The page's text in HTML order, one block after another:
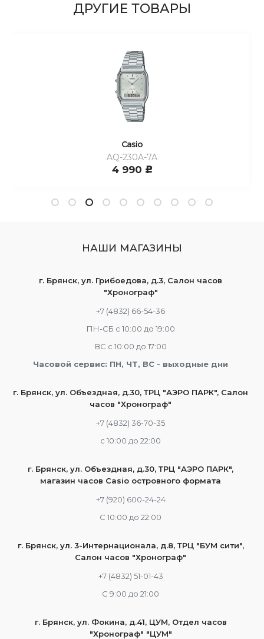
ДРУГИЕ ТОВАРЫ
Casio
AQ-230A-7A
4 990 c
НАШИ МАГАЗИНЫ
г. Брянск, ул. Грибоедова, д.3, Салон часов
"Хронограф"
+7 (4832) 66-54-36
ПН-СБ с 10:00 до 19:00
ВС с 10:00 до 17:00
Часовой сервис: ПН, ЧТ, ВС - выходные дни
г. Брянск, ул. Объездная, д.30, ТРЦ "АЭРО ПАРК", Салон
часов "Хронограф"
+7 (4832) 36-70-35
c 10:00 до 22:00
г. Брянск, ул. Объездная, д.30, ТРЦ "АЭРО ПАРК",
магазин часов Casio островного формата
+7 (920) 600-24-24
С 10:00 до 22:00
г. Брянск, ул. 3-Интернационала, д.8, ТРЦ "БУМ сити",
Салон часов "Хронограф"
+7 (4832) 51-01-43
С 9:00 до 21:00
г. Брянск, ул. Фокина, д.41, ЦУМ, Отдел часов
"Хронограф" "ЦУМ"